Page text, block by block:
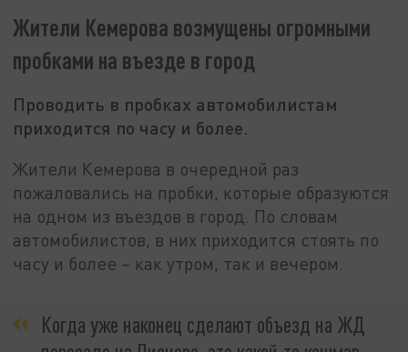
Жители Кемерова возмущены огромными
пробками на въезде в город
Проводить в пробках автомобилистам
приходится по часу и более.
Жители Кемерова в очередной раз
пожаловались на пробки, которые образуются
на одном из въездов в город. По словам
автомобилистов, в них приходится стоять по
часу и более – как утром, так и вечером.
Когда уже наконец сделают объезд на ЖД